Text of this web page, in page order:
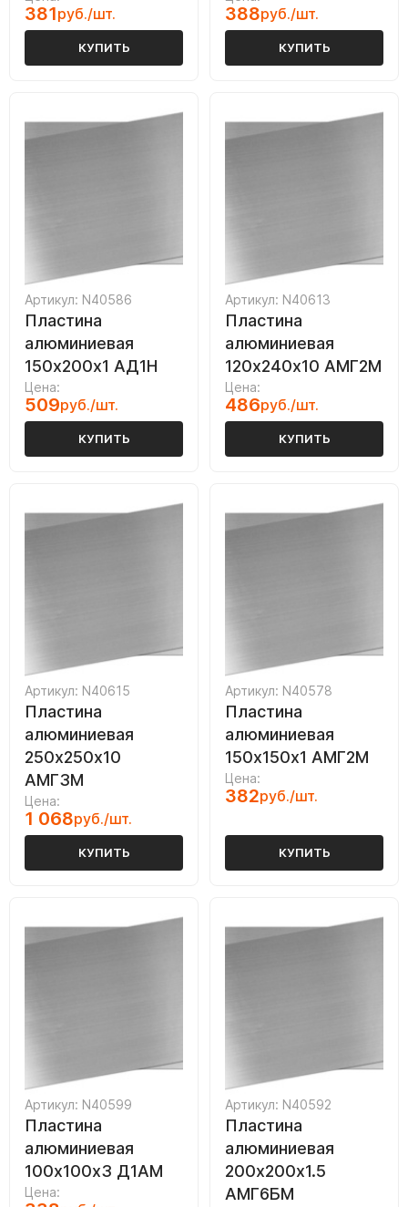
381руб./шт.
КУПИТЬ
388руб./шт.
КУПИТЬ
Артикул: N40586
Пластина
алюминиевая
150х200х1 АД1Н
Цена:
509руб./шт.
КУПИТЬ
Артикул: N40613
Пластина
алюминиевая
120х240х10 АМГ2М
Цена:
486руб./шт.
КУПИТЬ
Артикул: N40615
Пластина
алюминиевая
250х250х10
АМГ3М
Цена:
1 068руб./шт.
КУПИТЬ
Артикул: N40578
Пластина
алюминиевая
150х150х1 АМГ2М
Цена:
382руб./шт.
КУПИТЬ
Артикул: N40599
Пластина
алюминиевая
100х100х3 Д1АМ
Цена:
Артикул: N40592
Пластина
алюминиевая
200х200х1.5
АМГ6БМ